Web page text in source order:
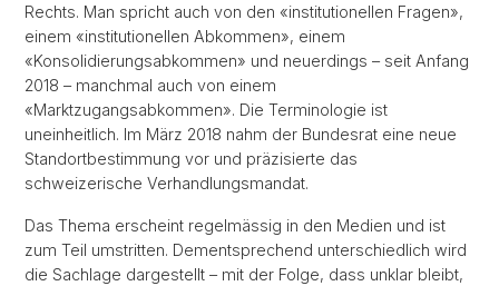
Rechts. Man spricht auch von den «institutionellen Fragen»,
einem «institutionellen Abkommen», einem
«Konsolidierungsabkommen» und neuerdings – seit Anfang
2018 – manchmal auch von einem
«Marktzugangsabkommen». Die Terminologie ist
uneinheitlich. Im März 2018 nahm der Bundesrat eine neue
Standortbestimmung vor und präzisierte das
schweizerische Verhandlungsmandat.
Das Thema erscheint regelmässig in den Medien und ist
zum Teil umstritten. Dementsprechend unterschiedlich wird
die Sachlage dargestellt – mit der Folge, dass unklar bleibt,